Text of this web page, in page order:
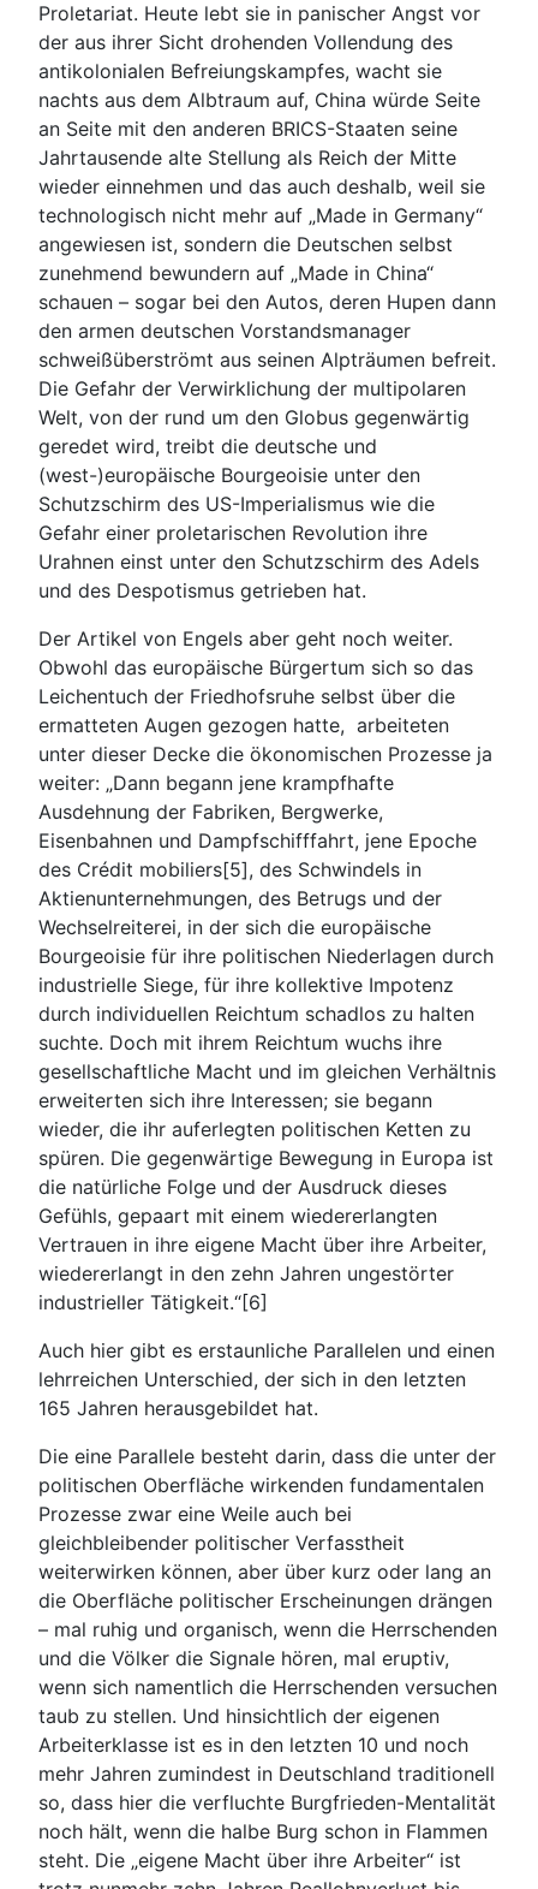
Proletariat. Heute lebt sie in panischer Angst vor
der aus ihrer Sicht drohenden Vollendung des
antikolonialen Befreiungskampfes, wacht sie
nachts aus dem Albtraum auf, China würde Seite
an Seite mit den anderen BRICS-Staaten seine
Jahrtausende alte Stellung als Reich der Mitte
wieder einnehmen und das auch deshalb, weil sie
technologisch nicht mehr auf „Made in Germany“
angewiesen ist, sondern die Deutschen selbst
zunehmend bewundern auf „Made in China“
schauen – sogar bei den Autos, deren Hupen dann
den armen deutschen Vorstandsmanager
schweißüberströmt aus seinen Alpträumen befreit.
Die Gefahr der Verwirklichung der multipolaren
Welt, von der rund um den Globus gegenwärtig
geredet wird, treibt die deutsche und
(west-)europäische Bourgeoisie unter den
Schutzschirm des US-Imperialismus wie die
Gefahr einer proletarischen Revolution ihre
Urahnen einst unter den Schutzschirm des Adels
und des Despotismus getrieben hat.
Der Artikel von Engels aber geht noch weiter.
Obwohl das europäische Bürgertum sich so das
Leichentuch der Friedhofsruhe selbst über die
ermatteten Augen gezogen hatte, arbeiteten
unter dieser Decke die ökonomischen Prozesse ja
weiter: „Dann begann jene krampfhafte
Ausdehnung der Fabriken, Bergwerke,
Eisenbahnen und Dampfschifffahrt, jene Epoche
des Crédit mobiliers[5], des Schwindels in
Aktienunternehmungen, des Betrugs und der
Wechselreiterei, in der sich die europäische
Bourgeoisie für ihre politischen Niederlagen durch
industrielle Siege, für ihre kollektive Impotenz
durch individuellen Reichtum schadlos zu halten
suchte. Doch mit ihrem Reichtum wuchs ihre
gesellschaftliche Macht und im gleichen Verhältnis
erweiterten sich ihre Interessen; sie begann
wieder, die ihr auferlegten politischen Ketten zu
spüren. Die gegenwärtige Bewegung in Europa ist
die natürliche Folge und der Ausdruck dieses
Gefühls, gepaart mit einem wiedererlangten
Vertrauen in ihre eigene Macht über ihre Arbeiter,
wiedererlangt in den zehn Jahren ungestörter
industrieller Tätigkeit.“[6]
Auch hier gibt es erstaunliche Parallelen und einen
lehrreichen Unterschied, der sich in den letzten
165 Jahren herausgebildet hat.
Die eine Parallele besteht darin, dass die unter der
politischen Oberfläche wirkenden fundamentalen
Prozesse zwar eine Weile auch bei
gleichbleibender politischer Verfasstheit
weiterwirken können, aber über kurz oder lang an
die Oberfläche politischer Erscheinungen drängen
– mal ruhig und organisch, wenn die Herrschenden
und die Völker die Signale hören, mal eruptiv,
wenn sich namentlich die Herrschenden versuchen
taub zu stellen. Und hinsichtlich der eigenen
Arbeiterklasse ist es in den letzten 10 und noch
mehr Jahren zumindest in Deutschland traditionell
so, dass hier die verfluchte Burgfrieden-Mentalität
noch hält, wenn die halbe Burg schon in Flammen
steht. Die „eigene Macht über ihre Arbeiter“ ist